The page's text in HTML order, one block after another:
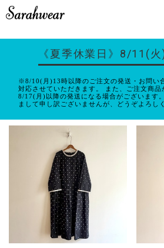
《夏季休業日》8/11(
※8/10(月)13時以降のご注文の発送・お問い
対応させていただきます。 また、ご注文商品
8/17(月)以降の発送になる場合がございます
まして申し訳ございませんが、どうぞよろし